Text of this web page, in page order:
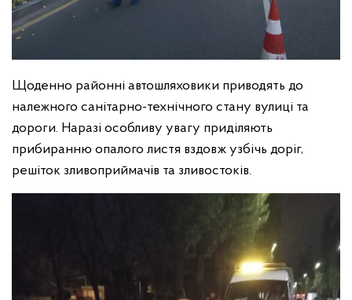
Щоденно районні автошляховики приводять до
належного санітарно-технічного стану вулиці та
дороги. Наразі особливу увагу приділяють
прибиранню опалого листя вздовж узбічь доріг,
решіток зливоприймачів та зливостоків.